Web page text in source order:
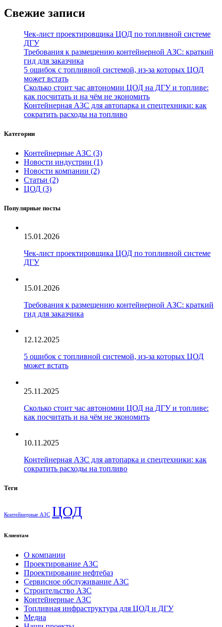
Свежие записи
Чек‑лист проектировщика ЦОД по топливной системе
ДГУ
Требования к размещению контейнерной АЗС: краткий
гид для заказчика
5 ошибок с топливной системой, из‑за которых ЦОД
может встать
Сколько стоит час автономии ЦОД на ДГУ и топливе:
как посчитать и на чём не экономить
Контейнерная АЗС для автопарка и спецтехники: как
сократить расходы на топливо
Категории
Контейнерные АЗС (3)
Новости индустрии (1)
Новости компании (2)
Статьи (2)
ЦОД (3)
Популярные посты
15.01.2026
Чек‑лист проектировщика ЦОД по топливной системе
ДГУ
15.01.2026
Требования к размещению контейнерной АЗС: краткий
гид для заказчика
12.12.2025
5 ошибок с топливной системой, из‑за которых ЦОД
может встать
25.11.2025
Сколько стоит час автономии ЦОД на ДГУ и топливе:
как посчитать и на чём не экономить
10.11.2025
Контейнерная АЗС для автопарка и спецтехники: как
сократить расходы на топливо
Теги
Контейнерные АЗС ЦОД
Клиентам
О компании
Проектирование АЗС
Проектирование нефтебаз
Сервисное обслуживание АЗС
Строительство АЗС
Контейнерные АЗС
Топливная инфраструктура для ЦОД и ДГУ
Медиа